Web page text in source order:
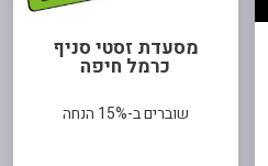
מסעדת זסטי סניף
כרמל חיפה
שוברים ב-15% הנחה